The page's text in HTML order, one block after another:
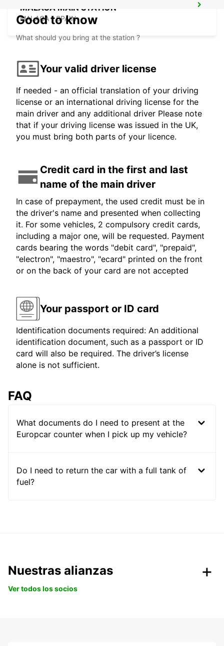
MALAGA MAIN STATION
MALAGA - SPAIN
Good to know
What should you bring at the station ?
Your valid driver license
If needed - an official translation of your driving
license or an international driving license for the
main driver and any additional driver Please note
that if your driving license was issued in the UK,
you must bring both parts of your licence.
Credit card in the first and last
name of the main driver
In case of prepayment, the used credit must be in
the driver's name and presented when collecting
it. For some vehicles, 2 compulsory credit cards,
including a major one, will be requested. Payment
cards bearing the words "debit card", "prepaid",
"electron", "maestro", "ecard" printed on the front
or on the back of your card are not accepted
Your passport or ID card
Identification documents required: An additional
identification document, such as a passport or ID
card will also be required. The driver’s license
alone is not sufficient.
FAQ
What documents do I need to present at the
Europcar counter when I pick up my vehicle?
Do I need to return the car with a full tank of
fuel?
Nuestras alianzas
Ver todos los socios